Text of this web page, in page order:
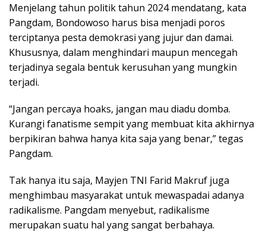
Menjelang tahun politik tahun 2024 mendatang, kata
Pangdam, Bondowoso harus bisa menjadi poros
terciptanya pesta demokrasi yang jujur dan damai.
Khususnya, dalam menghindari maupun mencegah
terjadinya segala bentuk kerusuhan yang mungkin
terjadi.
“Jangan percaya hoaks, jangan mau diadu domba.
Kurangi fanatisme sempit yang membuat kita akhirnya
berpikiran bahwa hanya kita saja yang benar,” tegas
Pangdam.
Tak hanya itu saja, Mayjen TNI Farid Makruf juga
menghimbau masyarakat untuk mewaspadai adanya
radikalisme. Pangdam menyebut, radikalisme
merupakan suatu hal yang sangat berbahaya.